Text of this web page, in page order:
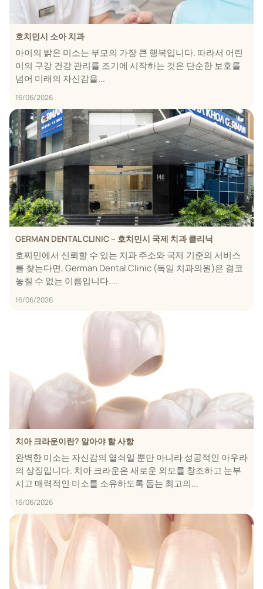
호치민시 소아 치과
아이의 밝은 미소는 부모의 가장 큰 행복입니다. 따라서 어린
이의 구강 건강 관리를 조기에 시작하는 것은 단순한 보호를
넘어 미래의 자신감을...
16/06/2026
GERMAN DENTAL CLINIC – 호치민시 국제 치과 클리닉
호찌민에서 신뢰할 수 있는 치과 주소와 국제 기준의 서비스
를 찾는다면, German Dental Clinic (독일 치과의원)은 결코
놓칠 수 없는 이름입니다....
16/06/2026
치아 크라운이란? 알아야 할 사항
완벽한 미소는 자신감의 열쇠일 뿐만 아니라 성공적인 아우라
의 상징입니다. 치아 크라운은 새로운 외모를 창조하고 눈부
시고 매력적인 미소를 소유하도록 돕는 최고의...
16/06/2026